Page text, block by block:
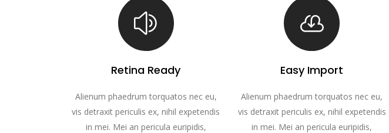
Retina Ready
Alienum phaedrum torquatos nec eu,
vis detraxit periculis ex, nihil expetendis
in mei. Mei an pericula euripidis,
Easy Import
Alienum phaedrum torquatos nec eu,
vis detraxit periculis ex, nihil expetendis
in mei. Mei an pericula euripidis,